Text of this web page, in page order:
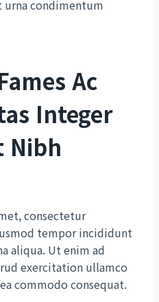
urna condimentum
Ac
Integer
Nibh
consectetur
tempor incididunt
aliqua. Ut enim ad
exercitation ullamco
commodo consequat.